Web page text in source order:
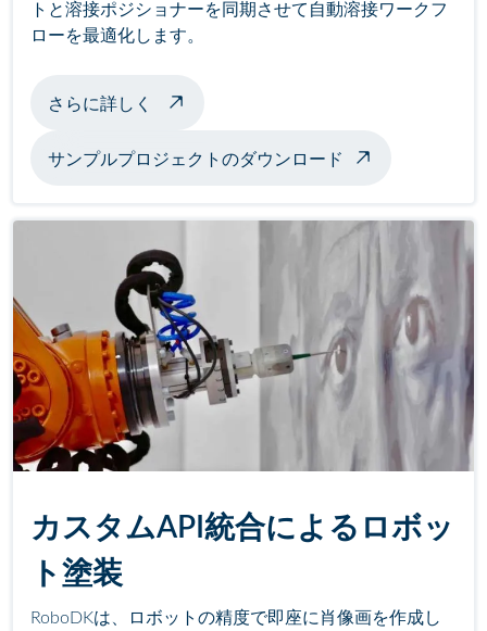
トと溶接ポジショナーを同期させて自動溶接ワークフ
ローを最適化します。
さらに詳しく ポジショナーによる溶接例について
サンプルプロジェクトのダウンロード
カスタムAPI統合によるロボッ
ト塗装
RoboDKは、ロボットの精度で即座に肖像画を作成し